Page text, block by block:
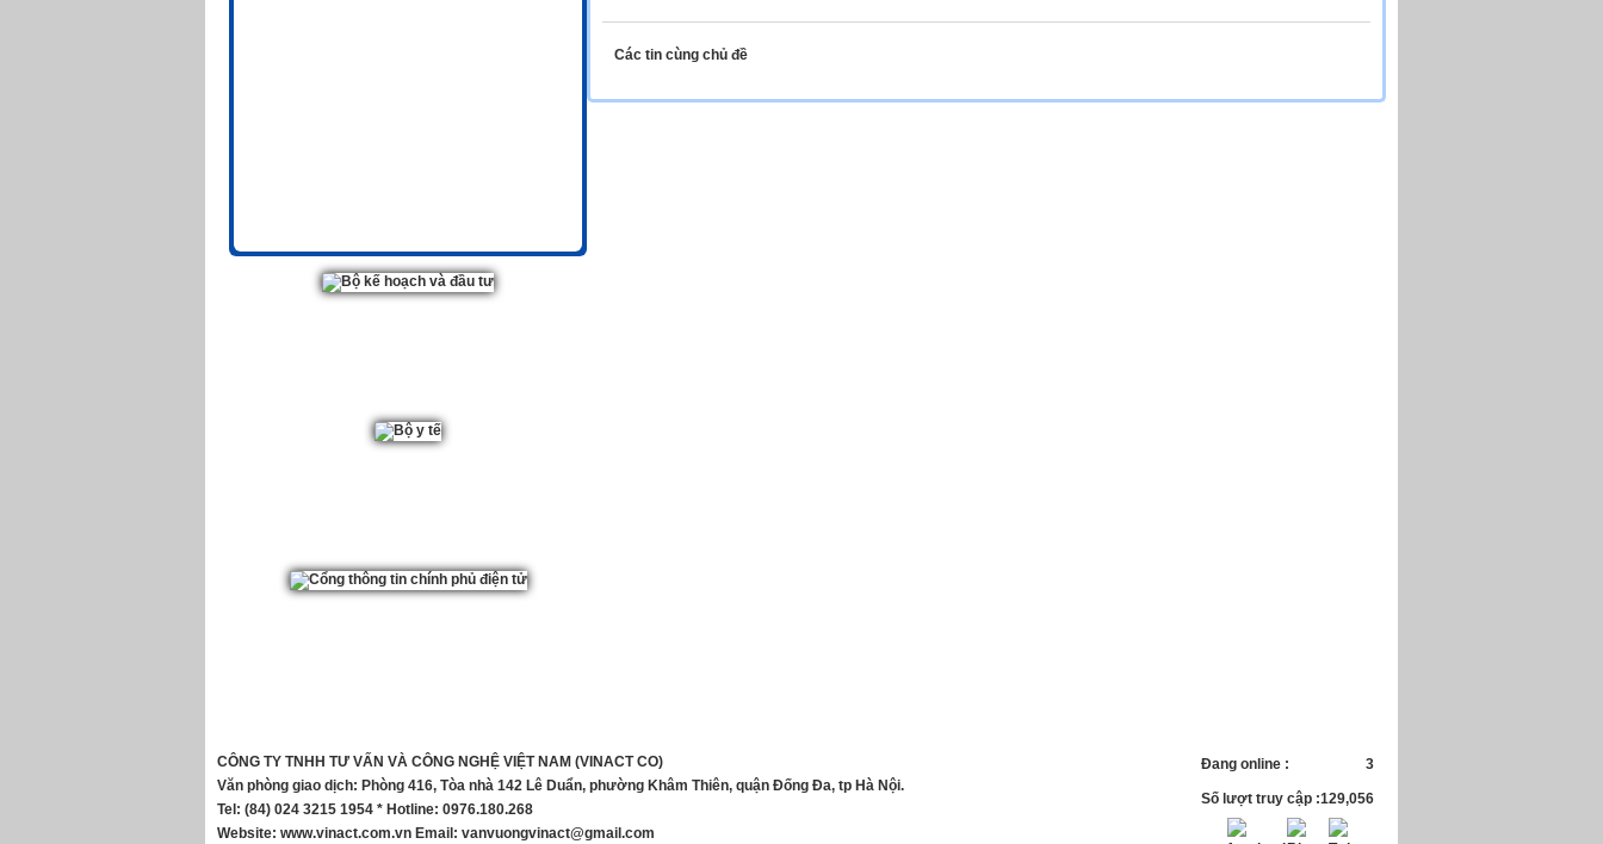
Các tin cùng chủ đề
CÔNG TY TNHH TƯ VẤN VÀ CÔNG NGHỆ VIỆT NAM (VINACT CO)
Văn phòng giao dịch: Phòng 416, Tòa nhà 142 Lê Duẩn, phường Khâm Thiên, quận Đống Đa, tp Hà Nội.
Tel: (84) 024 3215 1954 * Hotline: 0976.180.268
Website: www.vinact.com.vn Email: vanvuongvinact@gmail.com
Đang online : 3
Số lượt truy cập :129,056